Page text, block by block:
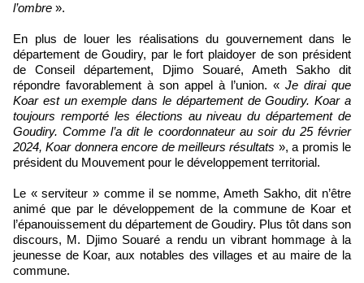
l’ombre ».
En plus de louer les réalisations du gouvernement dans le
département de Goudiry, par le fort plaidoyer de son président
de Conseil département, Djimo Souaré, Ameth Sakho dit
répondre favorablement à son appel à l’union. « Je dirai que
Koar est un exemple dans le département de Goudiry. Koar a
toujours remporté les élections au niveau du département de
Goudiry. Comme l’a dit le coordonnateur au soir du 25 février
2024, Koar donnera encore de meilleurs résultats », a promis le
président du Mouvement pour le développement territorial.
Le « serviteur » comme il se nomme, Ameth Sakho, dit n’être
animé que par le développement de la commune de Koar et
l’épanouissement du département de Goudiry. Plus tôt dans son
discours, M. Djimo Souaré a rendu un vibrant hommage à la
jeunesse de Koar, aux notables des villages et au maire de la
commune.